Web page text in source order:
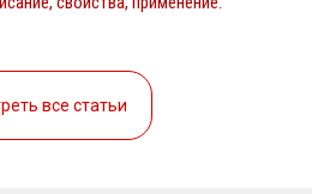
все статьи